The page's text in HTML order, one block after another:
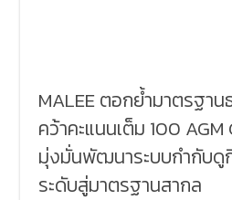
MALEE ตอกย้ำมาตรฐา
คว้าคะแนนเต็ม 100
มุ่งมั่นพัฒนาระบบกำกับดู
ระดับสู่มาตรฐานสากล